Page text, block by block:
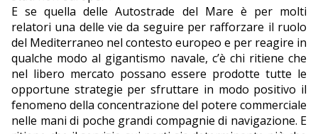
E se quella delle Autostrade del Mare è per molti
relatori una delle vie da seguire per rafforzare il ruolo
del Mediterraneo nel contesto europeo e per reagire in
qualche modo al gigantismo navale, c’è chi ritiene che
nel libero mercato possano essere prodotte tutte le
opportune strategie per sfruttare in modo positivo il
fenomeno della concentrazione del potere commerciale
nelle mani di poche grandi compagnie di navigazione. E